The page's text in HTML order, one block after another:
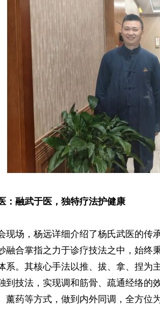
融武于医，独特疗法护健康
场，杨远详细介绍了杨氏武医的传
融合掌指之力于诊疗技法之中，始终
系。其核心手法以推、拔、拿、捏为
到技法，实现调和筋骨、疏通经络的
薰药等方式，做到内外同调，全方位